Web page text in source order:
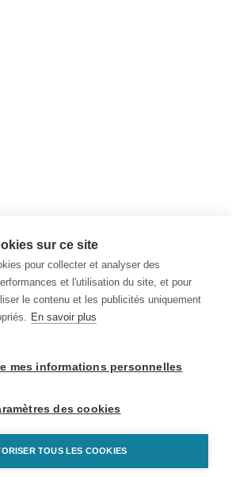
sur ce site
pour collecter et analyser des
et l'utilisation du site, et pour
le contenu et les publicités uniquement
En savoir plus
mes informations personnelles
des cookies
TOUS LES COOKIES